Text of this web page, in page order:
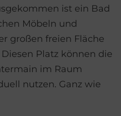
ist ein Bad
Möbeln und
großen freien Fläche
Platz können die
im Raum
nutzen. Ganz wie